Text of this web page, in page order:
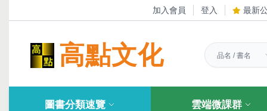
加入會員 登入 最新
高點文化
圖書分類速覽 雲端微課群